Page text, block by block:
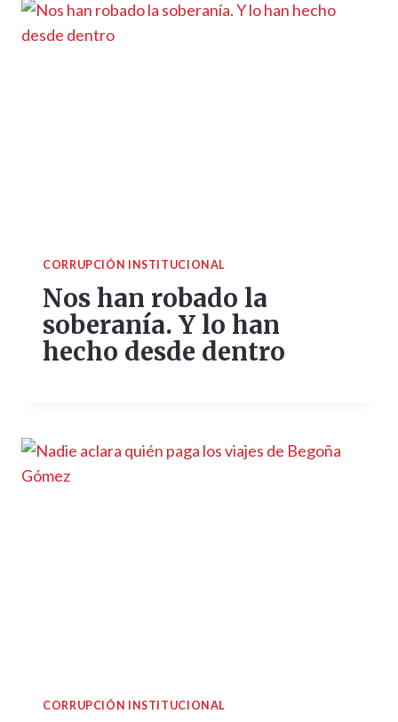
CORRUPCIÓN INSTITUCIONAL
Nos han robado la
soberanía. Y lo han
hecho desde dentro
CORRUPCIÓN INSTITUCIONAL